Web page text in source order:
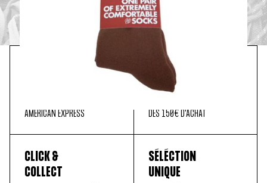
AMERICAN EXPRESS
LIVRAISON
OFFERTE
DÈS 150€ D'ACHAT
CLICK &
COLLECT
SÉLÉCTION
UNIQUE